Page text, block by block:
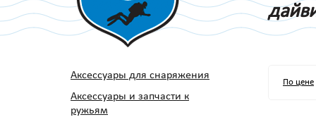
Аксессуары для снаряжения
Аксессуары и запчасти к
ружьям
По цене